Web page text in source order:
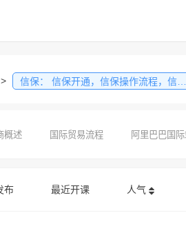
> 信保： 信保开通，信保操作流程，信保纠纷处理
概述 国际贸易流程 阿里巴巴国
布 最近开课 人气